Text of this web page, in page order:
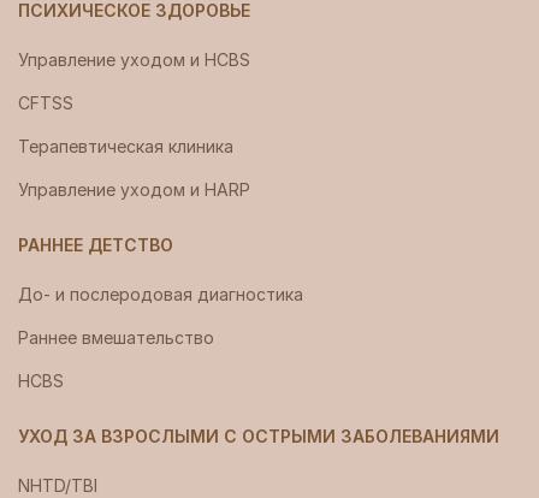
ПСИХИЧЕСКОЕ ЗДОРОВЬЕ
Управление уходом и HCBS
CFTSS
Терапевтическая клиника
Управление уходом и HARP
РАННЕЕ ДЕТСТВО
До- и послеродовая диагностика
Раннее вмешательство
HCBS
УХОД ЗА ВЗРОСЛЫМИ С ОСТРЫМИ ЗАБОЛЕВАНИЯМИ
NHTD/TBI